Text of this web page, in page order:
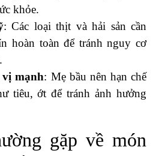
khỏe.
: Các loại thịt và hải sản cần
hoàn toàn để tránh nguy cơ
vị mạnh: Mẹ bầu nên hạn chế
tiêu, ớt để tránh ảnh hưởng
gặp về món